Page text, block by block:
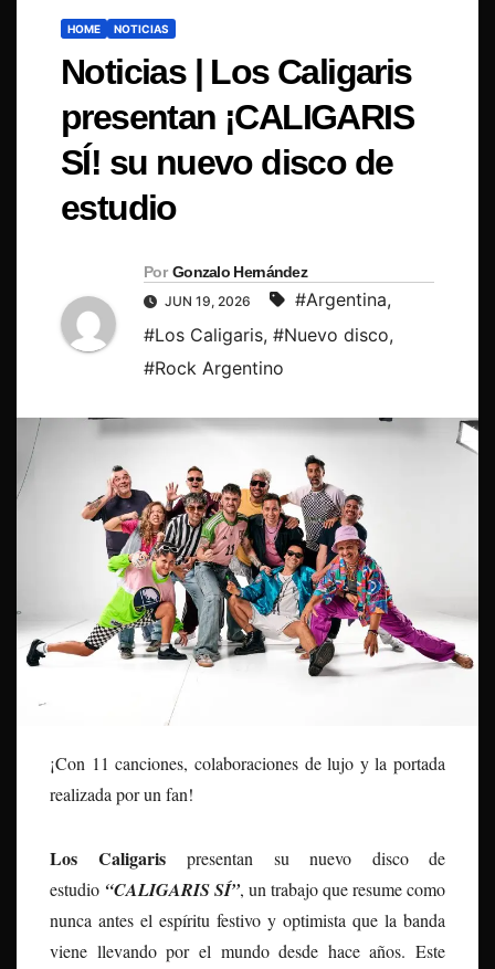
HOME NOTICIAS
Noticias | Los Caligaris
presentan ¡CALIGARIS
SÍ! su nuevo disco de
estudio
Por Gonzalo Hernández
JUN 19, 2026 #Argentina,
#Los Caligaris, #Nuevo disco,
#Rock Argentino
¡Con 11 canciones, colaboraciones de lujo y la portada
realizada por un fan!
Los Caligarispresentan su nuevo disco de
estudio “CALIGARIS SÍ”, un trabajo que resume como
nunca antes el espíritu festivo y optimista que la banda
viene llevando por el mundo desde hace años. Este